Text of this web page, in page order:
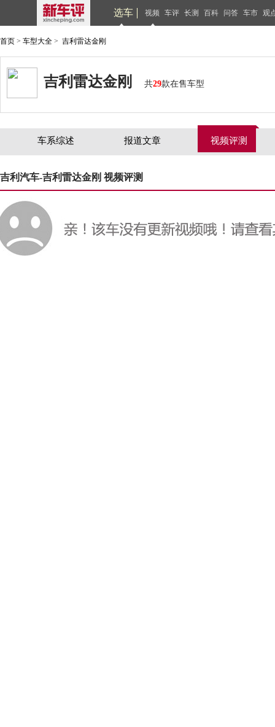
选车 视频 车评 长测 百科 问答 车市 观
首页 > 车型大全 > 吉利雷达金刚
吉利雷达金刚 共29款在售车型
车系综述 报道文章 视频评测
吉利汽车-吉利雷达金刚 视频评测